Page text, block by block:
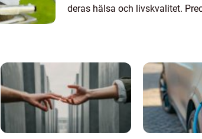
deras hälsa och livskvalitet.